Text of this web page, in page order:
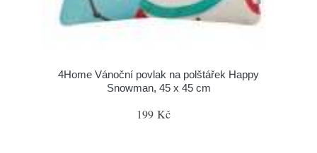
4Home Vánoční povlak na polštářek Happy
Snowman, 45 x 45 cm
199 Kč